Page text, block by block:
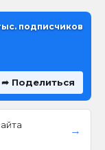
подписчиков
➦ Поделиться
→